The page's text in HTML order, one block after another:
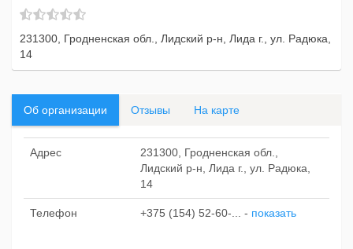
231300, Гродненская обл., Лидский р-н, Лида г., ул. Радюка,
14
Об организации Отзывы На карте
Адрес
231300, Гродненская обл.,
Лидский р-н, Лида г., ул. Радюка,
14
Телефон +375 (154) 52-60-... - показать